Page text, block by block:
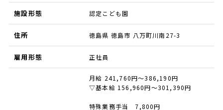
施設形態 認定こども園
住所 徳島県 徳島市 八万町川南27-3
雇用形態 正社員
月給 241,760円～386,190円
▽基本給 156,960円～301,390円
特殊業務手当 7,800円